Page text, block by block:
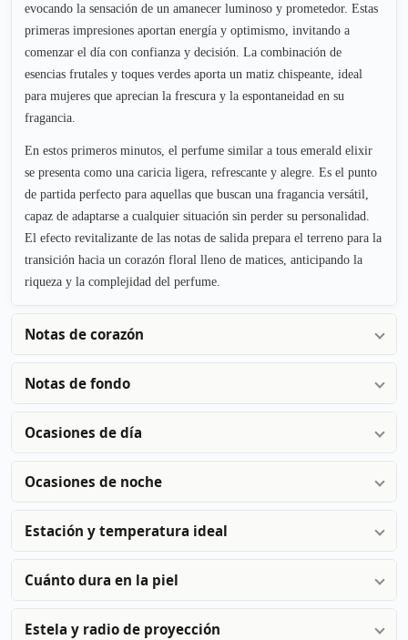
evocando la sensación de un amanecer luminoso y prometedor. Estas
primeras impresiones aportan energía y optimismo, invitando a
comenzar el día con confianza y decisión. La combinación de
esencias frutales y toques verdes aporta un matiz chispeante, ideal
para mujeres que aprecian la frescura y la espontaneidad en su
fragancia.
En estos primeros minutos, el perfume similar a tous emerald elixir
se presenta como una caricia ligera, refrescante y alegre. Es el punto
de partida perfecto para aquellas que buscan una fragancia versátil,
capaz de adaptarse a cualquier situación sin perder su personalidad.
El efecto revitalizante de las notas de salida prepara el terreno para la
transición hacia un corazón floral lleno de matices, anticipando la
riqueza y la complejidad del perfume.
Notas de corazón
Notas de fondo
Ocasiones de día
Ocasiones de noche
Estación y temperatura ideal
Cuánto dura en la piel
Estela y radio de proyección